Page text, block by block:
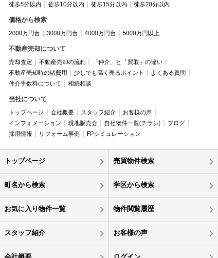
徒歩5分以内 徒歩10分以内 徒歩15分以内 徒歩20分以内
価格から検索
2000万円台 3000万円台 4000万円台 5000万円以上
不動産売却について
売却査定 不動産売却の流れ
「仲介」と「買取」の違い
不動産売却時の諸費用
少しでも高く売るポイント
よくある質問
仲介手数料について
相続相談
当社について
トップページ 会社概要 スタッフ紹介
お客様の声
インフォメーション
現地販売会 自社物件一覧(チラシ)
ブログ
採用情報
リフォーム事例 FPシミュレーション
トップページ 売買物件検索
町名から検索 学区から検索
お気に入り物件一覧 物件閲覧履歴
スタッフ紹介 お客様の声